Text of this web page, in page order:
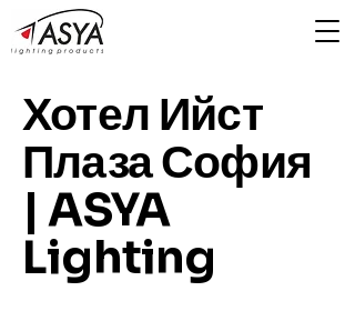
Хотел Ийст
Плаза София
| ASYA
Lighting